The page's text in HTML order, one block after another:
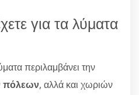
για τα λύματα
περιλαμβάνει την
πόλεων, αλλά και χωριών